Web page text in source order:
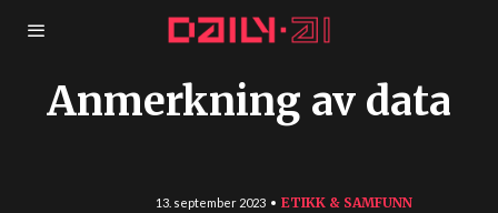
Anmerkning av data
13. september 2023 ETIKK & SAMFUNN